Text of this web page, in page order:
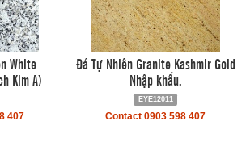
White
Kim A)
407
Đá Tự Nhiên Granite Kashmir Gold
Nhập khẩu.
EYE12011
Contact 0903 598 407